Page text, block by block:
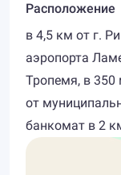
Расположение
в 4,5 км от г.
аэропорта
Тропемя, в 350
от
банкомат в 2